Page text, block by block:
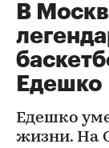
В
Едешко
Едешко
жизни. На